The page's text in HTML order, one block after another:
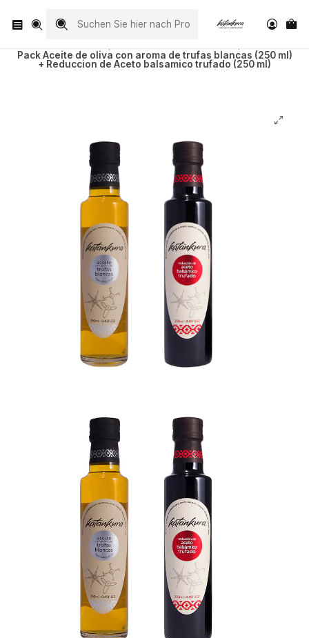
Pack Aceite de oliva con aroma de trufas blancas (250 ml)
+ Reduccion de Aceto balsamico trufado (250 ml)